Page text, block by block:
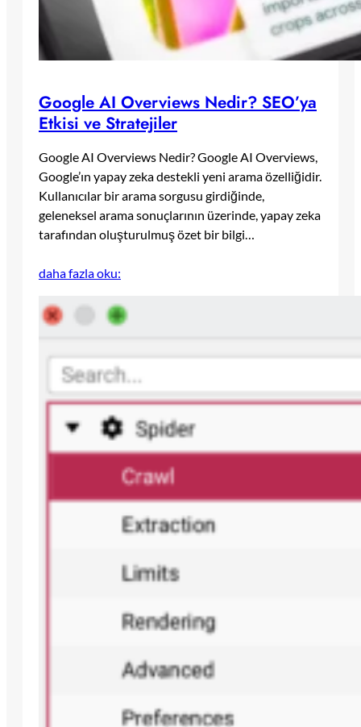
Google AI Overviews Nedir? SEO’ya
Etkisi ve Stratejiler
Google AI Overviews Nedir? Google AI Overviews,
Google’ın yapay zeka destekli yeni arama özelliğidir.
Kullanıcılar bir arama sorgusu girdiğinde,
geleneksel arama sonuçlarının üzerinde, yapay zeka
tarafından oluşturulmuş özet bir bilgi…
daha fazla oku: